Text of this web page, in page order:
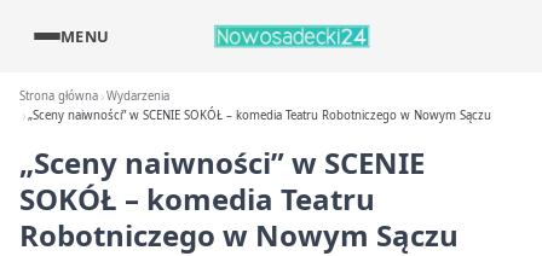
MENU
Strona główna Wydarzenia
„Sceny naiwności” w SCENIE SOKÓŁ – komedia Teatru Robotniczego w Nowym Sączu
„Sceny naiwności” w SCENIE
SOKÓŁ – komedia Teatru
Robotniczego w Nowym Sączu